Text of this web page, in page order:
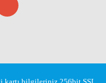
kartı bilgileriniz 256bit SSL